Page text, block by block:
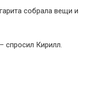
собрала вещи и
спросил Кирилл.